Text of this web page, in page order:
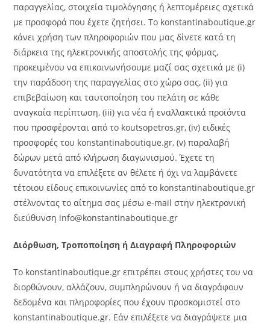
παραγγελίας, στοιχεία τιμολόγησης ή λεπτομέρειες σχετικά
με προσφορά που έχετε ζητήσει. Το konstantinaboutique.gr
κάνει χρήση των πληροφοριών που μας δίνετε κατά τη
διάρκεια της ηλεκτρονικής αποστολής της φόρμας,
προκειμένου να επικοινωνήσουμε μαζί σας σχετικά με (i)
την παράδοση της παραγγελίας στο χώρο σας, (ii) για
επιβεβαίωση και ταυτοποίηση του πελάτη σε κάθε
αναγκαία περίπτωση, (iii) για νέα ή εναλλακτικά προϊόντα
που προσφέρονται από το koutsopetros.gr, (iv) ειδικές
προσφορές του konstantinaboutique.gr, (v) παραλαβή
δώρων μετά από κλήρωση διαγωνισμού. Έχετε τη
δυνατότητα να επιλέξετε αν θέλετε ή όχι να λαμβάνετε
τέτοιου είδους επικοινωνίες από το konstantinaboutique.gr
στέλνοντας το αίτημα σας μέσω e-mail στην ηλεκτρονική
διεύθυνση info@konstantinaboutique.gr
Διόρθωση, Τροποποίηση ή Διαγραφή Πληροφοριών
Το konstantinaboutique.gr επιτρέπει στους χρήστες του να
διορθώνουν, αλλάζουν, συμπληρώνουν ή να διαγράφουν
δεδομένα και πληροφορίες που έχουν προσκομιστεί στο
konstantinaboutique.gr. Εάν επιλέξετε να διαγράψετε μια